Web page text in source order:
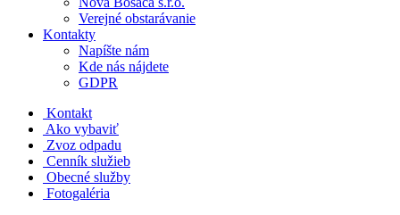
Verejné obstarávanie
Kontakty
Napíšte nám
Kde nás nájdete
GDPR
Kontakt
Ako vybaviť
Zvoz odpadu
Cenník služieb
Obecné služby
Fotogaléria